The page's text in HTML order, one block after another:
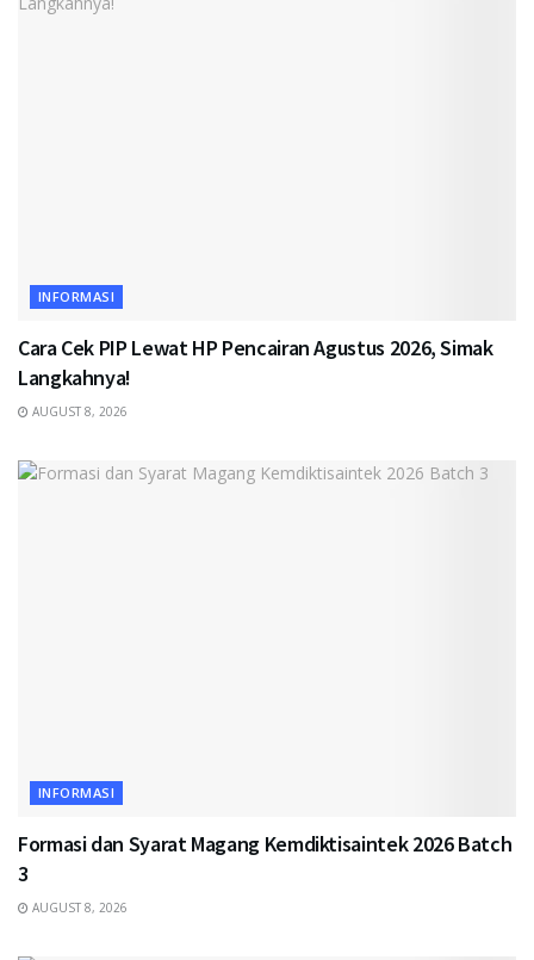
INFORMASI
Cara Cek PIP Lewat HP Pencairan Agustus 2026, Simak
Langkahnya!
AUGUST 8, 2026
INFORMASI
Formasi dan Syarat Magang Kemdiktisaintek 2026 Batch
3
AUGUST 8, 2026